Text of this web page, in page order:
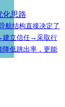
化思路
航结构直接决定了
建立信任→采取行
降低跳出率，更能